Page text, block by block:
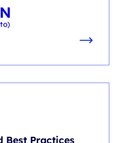
Best Practices